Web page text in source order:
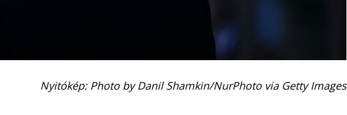
Nyitókép: Photo by Danil Shamkin/NurPhoto via Getty Images